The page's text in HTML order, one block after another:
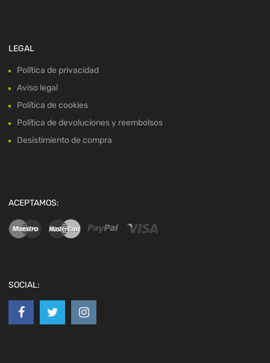
LEGAL
Política de privacidad
Aviso legal
Política de cookies
Política de devoluciones y reembolsos
Desistimiento de compra
ACEPTAMOS:
SOCIAL: